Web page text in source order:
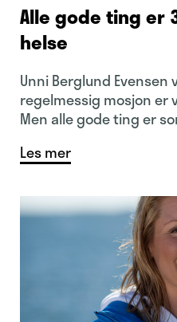
Alle gode ting er
helse
Unni Berglund
regelmessig mosjon er
Men alle gode ting er
Les mer